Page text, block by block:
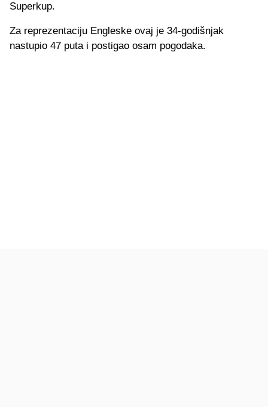
Superkup.
Za reprezentaciju Engleske ovaj je 34-godišnjak
nastupio 47 puta i postigao osam pogodaka.